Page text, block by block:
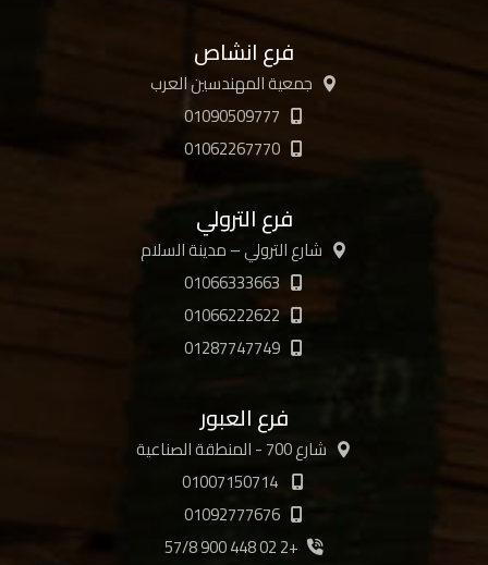
فرع انشاص
جمعية المهندسين العرب
01090509777
01062267770
فرع الترولي
شارع الترولي – مدينة السلام
01066333663
01066222622
01287747749
فرع العبور
شارع 700 - المنطقة الصناعية
01092777676
+2 02 448 900 57/8